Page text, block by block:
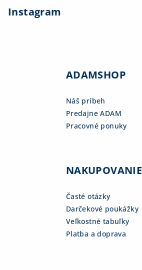
Instagram
ADAMSHOP
Náš príbeh
Predajne ADAM
Pracovné ponuky
NAKUPOVANIE
Časté otázky
Darčekové poukážky
Veľkostné tabuľky
Platba a doprava